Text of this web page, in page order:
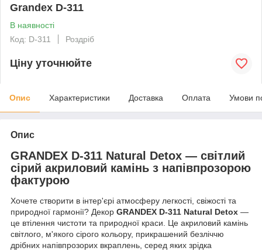
Grandex D-311
В наявності
Код: D-311
Роздріб
Ціну уточнюйте
Опис Характеристики Доставка Оплата Умови
Опис
GRANDEX D-311 Natural Detox — світлий
сірий акриловий камінь з напівпрозорою
фактурою
Хочете створити в інтер'єрі атмосферу легкості, свіжості та
природної гармонії? Декор GRANDEX D-311 Natural Detox —
це втілення чистоти та природної краси. Це акриловий камінь
світлого, м'якого сірого кольору, прикрашений безліччю
дрібних напівпрозорих вкраплень, серед яких зрідка